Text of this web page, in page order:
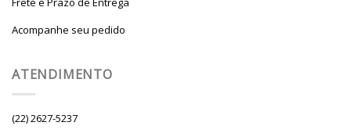
Acompanhe seu pedido
ATENDIMENTO
(22) 2627-5237